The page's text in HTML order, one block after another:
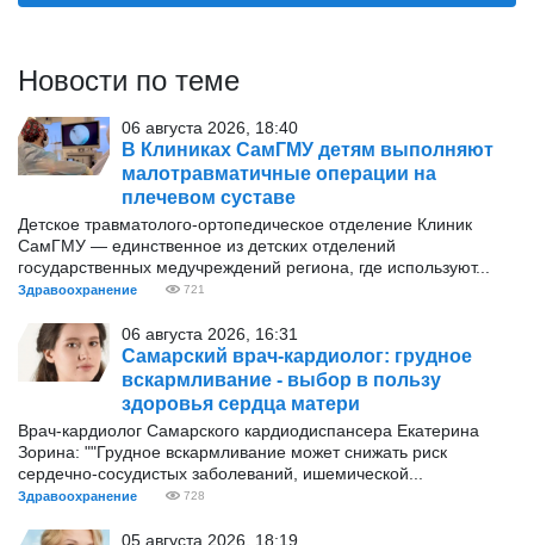
Новости по теме
06 августа 2026, 18:40
В Клиниках СамГМУ детям выполняют
малотравматичные операции на
плечевом суставе
Детское травматолого-ортопедическое отделение Клиник
СамГМУ — единственное из детских отделений
государственных медучреждений региона, где используют...
Здравоохранение 721
06 августа 2026, 16:31
Самарский врач-кардиолог: грудное
вскармливание - выбор в пользу
здоровья сердца матери
Врач-кардиолог Самарского кардиодиспансера Екатерина
Зорина: ""Грудное вскармливание может снижать риск
сердечно-сосудистых заболеваний, ишемической...
Здравоохранение 728
05 августа 2026, 18:19